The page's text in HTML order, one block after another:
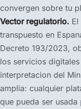
convergen sobre tu
Vector regulatorio.
transpuesto en
Decreto 193/2023,
los servicios
interpretacion del
amplia: cualquier
que pueda ser